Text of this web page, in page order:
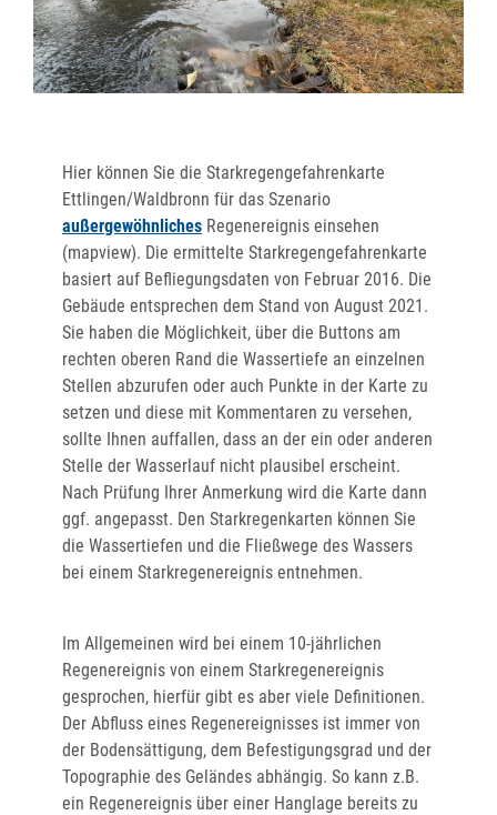
Hier können Sie die Starkregengefahrenkarte
Ettlingen/Waldbronn für das Szenario
außergewöhnliches Regenereignis einsehen
(mapview). Die ermittelte Starkregengefahrenkarte
basiert auf Befliegungsdaten von Februar 2016. Die
Gebäude entsprechen dem Stand von August 2021.
Sie haben die Möglichkeit, über die Buttons am
rechten oberen Rand die Wassertiefe an einzelnen
Stellen abzurufen oder auch Punkte in der Karte zu
setzen und diese mit Kommentaren zu versehen,
sollte Ihnen auffallen, dass an der ein oder anderen
Stelle der Wasserlauf nicht plausibel erscheint.
Nach Prüfung Ihrer Anmerkung wird die Karte dann
ggf. angepasst. Den Starkregenkarten können Sie
die Wassertiefen und die Fließwege des Wassers
bei einem Starkregenereignis entnehmen.
Im Allgemeinen wird bei einem 10-jährlichen
Regenereignis von einem Starkregenereignis
gesprochen, hierfür gibt es aber viele Definitionen.
Der Abfluss eines Regenereignisses ist immer von
der Bodensättigung, dem Befestigungsgrad und der
Topographie des Geländes abhängig. So kann z.B.
ein Regenereignis über einer Hanglage bereits zu